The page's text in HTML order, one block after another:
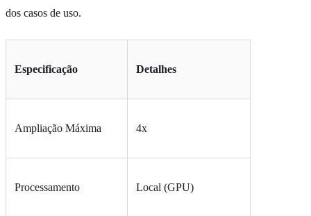
dos casos de uso.
Especificação Detalhes
Ampliação Máxima 4x
Processamento Local (GPU)